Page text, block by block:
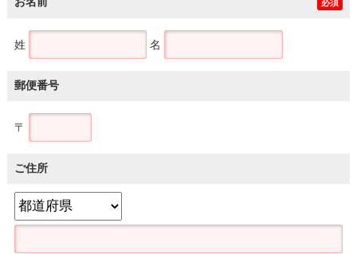
必須
姓 名
郵便番号
〒
ご住所